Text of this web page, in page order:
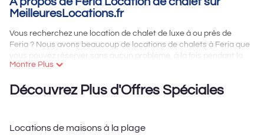
MeilleuresLocations.fr
Vous recherchez une location de chalet de luxe à ou près de
Feria ? Nous avons beaucoup de locations de chalets à Feria que
vous pouvez réserver sans aucun problème, à la fois pendant la
saison d'hiver et d'été. Ces locations disposent de chambres
offrir un confort optimal. En plus d'avoir les meilleures cabanes à
voyage.
Montre Plus
Découvrez Plus d'Offres Spéciales
Locations de maisons à la plage